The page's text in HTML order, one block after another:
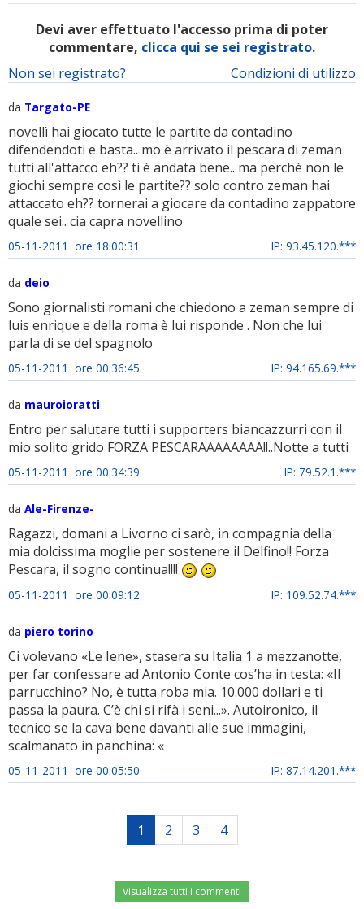
Devi aver effettuato l'accesso prima di poter
commentare, clicca qui se sei registrato.
Condizioni di utilizzo
Non sei registrato?
da Targato-PE
novellì hai giocato tutte le partite da contadino
difendendoti e basta.. mo è arrivato il pescara di zeman
tutti all'attacco eh?? ti è andata bene.. ma perchè non le
giochi sempre così le partite?? solo contro zeman hai
attaccato eh?? tornerai a giocare da contadino zappatore
quale sei.. cia capra novellino
05-11-2011 ore 18:00:31 IP: 93.45.120.***
da deio
Sono giornalisti romani che chiedono a zeman sempre di
luis enrique e della roma è lui risponde . Non che lui
parla di se del spagnolo
05-11-2011 ore 00:36:45 IP: 94.165.69.***
da mauroioratti
Entro per salutare tutti i supporters biancazzurri con il
mio solito grido FORZA PESCARAAAAAAAA!!..Notte a tutti
05-11-2011 ore 00:34:39 IP: 79.52.1.***
da Ale-Firenze-
Ragazzi, domani a Livorno ci sarò, in compagnia della
mia dolcissima moglie per sostenere il Delfino!! Forza
Pescara, il sogno continua!!!!
05-11-2011 ore 00:09:12 IP: 109.52.74.***
da piero torino
Ci volevano «Le Iene», stasera su Italia 1 a mezzanotte,
per far confessare ad Antonio Conte cos’ha in testa: «Il
parrucchino? No, è tutta roba mia. 10.000 dollari e ti
passa la paura. C’è chi si rifà i seni...». Autoironico, il
tecnico se la cava bene davanti alle sue immagini,
scalmanato in panchina: «
05-11-2011 ore 00:05:50 IP: 87.14.201.***
1 2 3 4
Visualizza tutti i commenti